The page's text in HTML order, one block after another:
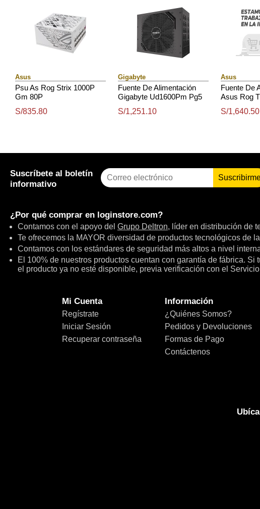
Asus
Psu As Rog Strix 1000P
Gm 80P
S/835.80
Gigabyte
Fuente De Alimentación
Gigabyte Ud1600Pm Pg5
1600W, Formato Atx.
S/1,251.10
Asus
Fuente De
Asus Rog
Platinum,
S/1,640.50
Suscríbete al boletín
informativo
¿Por qué comprar en loginstore.com?
Contamos con el apoyo del Grupo Deltron, líder en distribución de
Te ofrecemos la MAYOR diversidad de productos tecnológicos de
Contamos con los estándares de seguridad más altos a nivel
El 100% de nuestros productos cuentan con garantía de fábrica.
el producto ya no esté disponible, previa verificación con el
Mi Cuenta
Regístrate
Iniciar Sesión
Recuperar contraseña
Información
¿Quiénes Somos?
Pedidos y Devoluciones
Formas de Pago
Contáctenos